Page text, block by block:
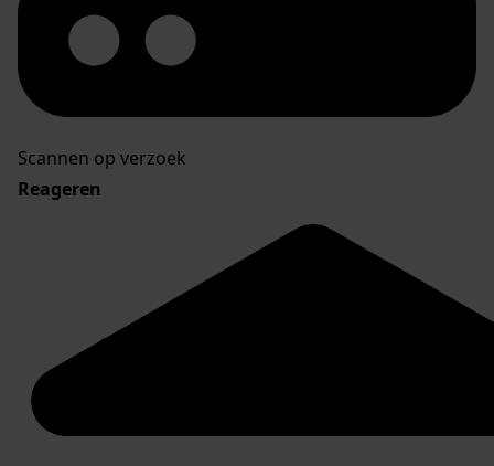
Scannen op verzoek
Reageren